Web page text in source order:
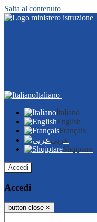
Salta al contenuto
Italiano
Italiano
English
Français
عربى
Shqiptare
Accedi
Accedi
button close ×